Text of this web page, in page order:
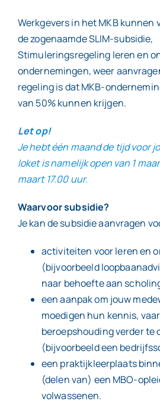
Werkgevers in het MKB kunnen
de zogenaamde SLIM-subsidie,
Stimuleringsregeling leren en
ondernemingen, weer
regeling is dat MKB-
van 50% kunnen krijgen.
Let op!
Je hebt één maand de tijd voor
loket is namelijk open van 1
maart 17.00 uur.
Waarvoor subsidie?
Je kan de subsidie aanvragen
activiteiten voor leren en
(bijvoorbeeld
naar behoefte aan
een aanpak om jouw
moedigen hun kennis,
beroepshouding verder te
(bijvoorbeeld een
een praktijkleerplaats
(delen van) een MBO-
volwassenen.